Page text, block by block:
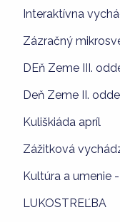
Interaktívna
Zázračný
DEň Zeme III.
Deň Zeme II.
Kuliškiáda apríl
Zážitková
Kultúra a umenie
LUKOSTREĽBA